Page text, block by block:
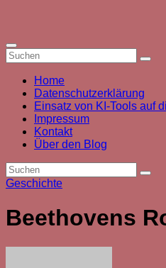
springen
Home
Datenschutzerklärung
Einsatz von KI-Tools auf
Impressum
Kontakt
Über den Blog
Geschichte
Beethovens